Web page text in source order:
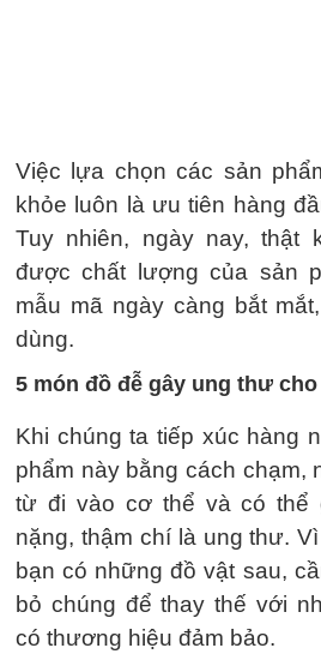
Việc lựa chọn các sản
khỏe luôn là ưu tiên hàng
Tuy nhiên, ngày nay, thật
được chất lượng của sản
mẫu mã ngày càng bắt
dùng.
5 món đồ đễ gây ung thư
Khi chúng ta tiếp xúc hàng
phẩm này bằng cách chạm,
từ đi vào cơ thể và có thể
nặng, thậm chí là ung thư.
bạn có những đồ vật sau,
bỏ chúng để thay thế với
có thương hiệu đảm bảo.